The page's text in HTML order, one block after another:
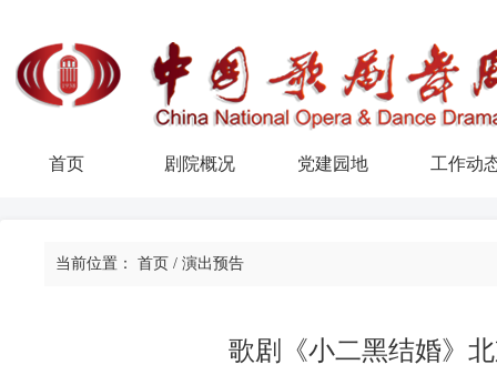
首页 剧院概况 党建园地 工作动
当前位置： 首页 / 演出预告
歌剧《小二黑结婚》